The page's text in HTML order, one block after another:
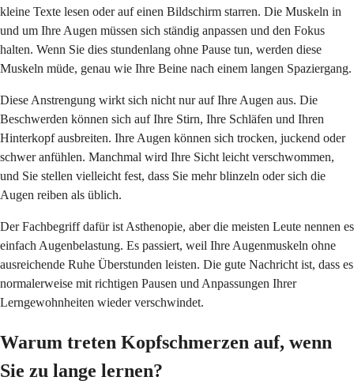
kleine Texte lesen oder auf einen Bildschirm starren. Die Muskeln in
und um Ihre Augen müssen sich ständig anpassen und den Fokus
halten. Wenn Sie dies stundenlang ohne Pause tun, werden diese
Muskeln müde, genau wie Ihre Beine nach einem langen Spaziergang.
Diese Anstrengung wirkt sich nicht nur auf Ihre Augen aus. Die
Beschwerden können sich auf Ihre Stirn, Ihre Schläfen und Ihren
Hinterkopf ausbreiten. Ihre Augen können sich trocken, juckend oder
schwer anfühlen. Manchmal wird Ihre Sicht leicht verschwommen,
und Sie stellen vielleicht fest, dass Sie mehr blinzeln oder sich die
Augen reiben als üblich.
Der Fachbegriff dafür ist Asthenopie, aber die meisten Leute nennen es
einfach Augenbelastung. Es passiert, weil Ihre Augenmuskeln ohne
ausreichende Ruhe Überstunden leisten. Die gute Nachricht ist, dass es
normalerweise mit richtigen Pausen und Anpassungen Ihrer
Lerngewohnheiten wieder verschwindet.
Warum treten Kopfschmerzen auf, wenn
Sie zu lange lernen?